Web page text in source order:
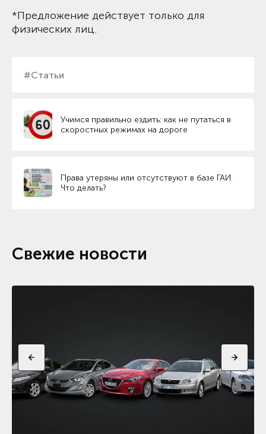
#Статьи
Учимся правильно ездить: как не путаться в
скоростных режимах на дороге
Права утеряны или отсутствуют в базе ГАИ.
Что делать?
*Предложение действует только для
физических лиц.
Свежие новости